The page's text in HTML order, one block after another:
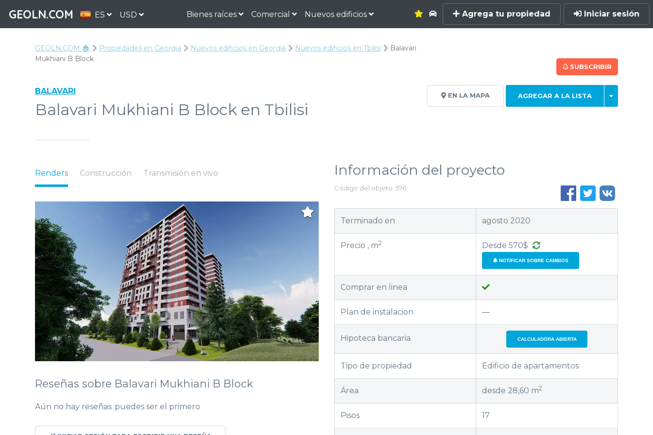
GEOLN.COM ES USD Bienes raíces Comercial Nuevos edificios Agrega tu propiedad Iniciar sesión
GEOLN.COM 🏠 Propiedades en Georgia Nuevos edificios en Georgia Nuevos edificios en Tbilisi
Balavari
Mukhiani B Block
BALAVARI
SUBSCRIBIR
EN LA MAPA AGREGAR A LA LISTA
Balavari Mukhiani B Block en Tbilisi
Renders Construcción Transmisión en vivo
Reseñas sobre Balavari Mukhiani B Block
Aún no hay reseñas. puedes ser el primero
Información del proyecto
Código del objeto: 576
Terminado en agosto 2020
Precio , m2 Desde 570$
NOTIFICAR SOBRE CAMBIOS
Comprar en linea
Plan de instalacion —
Hipoteca bancaria CALCULADORA ABIERTA
Tipo de propiedad Edificio de apartamentos
Área desde 28,60 m2
Pisos 17